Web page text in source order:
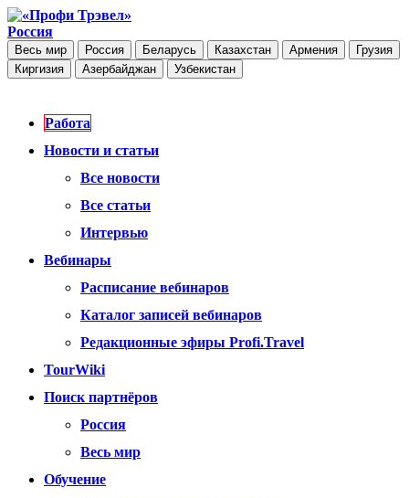
Россия
Весь мир Россия Беларусь Казахстан Армения
Грузия
Киргизия
Азербайджан Узбекистан
Работа
Новости и статьи
Все новости
Все статьи
Интервью
Вебинары
Расписание вебинаров
Каталог записей вебинаров
Редакционные эфиры Profi.Travel
TourWiki
Поиск партнёров
Россия
Весь мир
Обучение